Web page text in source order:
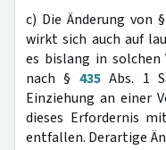
c) Die Änderung von §
wirkt sich auch auf
es bislang in solchen
nach § 435Abs. 1
Einziehung an einer
dieses Erfordernis
entfallen. Derartige